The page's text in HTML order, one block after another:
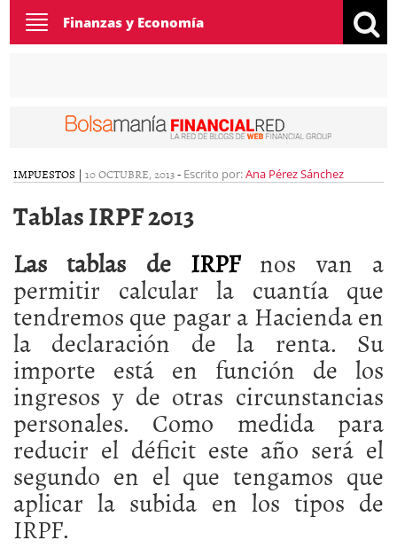
Toggle
navigation
Finanzas y Economía
IMPUESTOS | 10 OCTUBRE, 2013- Escrito por:Ana Pérez Sánchez
Tablas IRPF 2013
Las tablas de IRPF nos van a
permitir calcular la cuantía que
tendremos que pagar a Hacienda en
la declaración de la renta. Su
importe está en función de los
ingresos y de otras circunstancias
personales. Como medida para
reducir el déficit este año será el
segundo en el que tengamos que
aplicar la subida en los tipos de
IRPF.